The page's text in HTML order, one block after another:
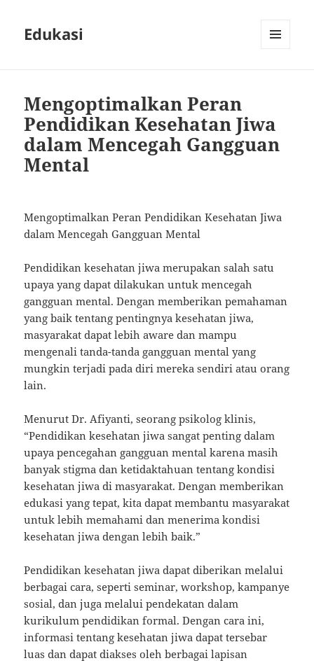
Edukasi
Mengoptimalkan Peran
Pendidikan Kesehatan Jiwa
dalam Mencegah Gangguan
Mental
Mengoptimalkan Peran Pendidikan Kesehatan Jiwa
dalam Mencegah Gangguan Mental
Pendidikan kesehatan jiwa merupakan salah satu
upaya yang dapat dilakukan untuk mencegah
gangguan mental. Dengan memberikan pemahaman
yang baik tentang pentingnya kesehatan jiwa,
masyarakat dapat lebih aware dan mampu
mengenali tanda-tanda gangguan mental yang
mungkin terjadi pada diri mereka sendiri atau orang
lain.
Menurut Dr. Afiyanti, seorang psikolog klinis,
“Pendidikan kesehatan jiwa sangat penting dalam
upaya pencegahan gangguan mental karena masih
banyak stigma dan ketidaktahuan tentang kondisi
kesehatan jiwa di masyarakat. Dengan memberikan
edukasi yang tepat, kita dapat membantu masyarakat
untuk lebih memahami dan menerima kondisi
kesehatan jiwa dengan lebih baik.”
Pendidikan kesehatan jiwa dapat diberikan melalui
berbagai cara, seperti seminar, workshop, kampanye
sosial, dan juga melalui pendekatan dalam
kurikulum pendidikan formal. Dengan cara ini,
informasi tentang kesehatan jiwa dapat tersebar
luas dan dapat diakses oleh berbagai lapisan